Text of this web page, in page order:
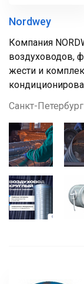
Nordwey
Компания
воздуховодов,
жести и
Санкт-Петербург